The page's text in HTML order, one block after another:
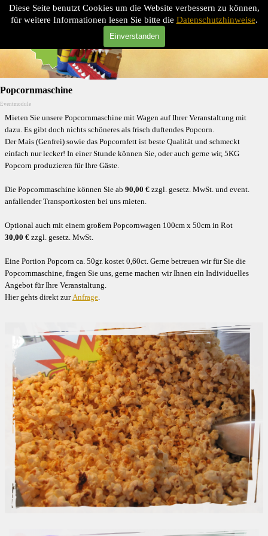
Diese Seite benutzt Cookies um die Website verbessern zu können,
für weitere Informationen lesen Sie bitte die Datenschutzhinweise.
Einverstanden
Direkt zum Seiteninhalt
Menü überspringen
MAGIC-FUN-PROMOTION
Popcornmaschine
Eventmodule
Mieten Sie unsere Popcornmaschine mit Wagen auf Ihrer Veranstaltung mit
dazu. Es gibt doch nichts schöneres als frisch duftendes Popcorn.
Der Mais (Genfrei) sowie das Popcornfett ist beste Qualität und schmeckt
einfach nur lecker! In einer Stunde können Sie, oder auch gerne wir, 5KG
Popcorn produzieren für Ihre Gäste.
Die Popcornmaschine können Sie ab 90,00 € zzgl. gesetz. MwSt. und event.
anfallender Transportkosten bei uns mieten.
Optional auch mit einem großem Popcornwagen 100cm x 50cm in Rot
30,00 € zzgl. gesetz. MwSt.
Eine Portion Popcorn ca. 50gr. kostet 0,60ct. Gerne betreuen wir für Sie die
Popcornmaschine, fragen Sie uns, gerne machen wir Ihnen ein Individuelles
Angebot für Ihre Veranstaltung.
Hier gehts direkt zurAnfrage.